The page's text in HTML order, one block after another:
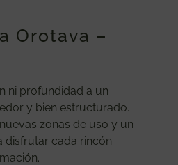
Orotava –
ni profundidad a un
y bien estructurado.
zonas de uso y un
disfrutar cada rincón.